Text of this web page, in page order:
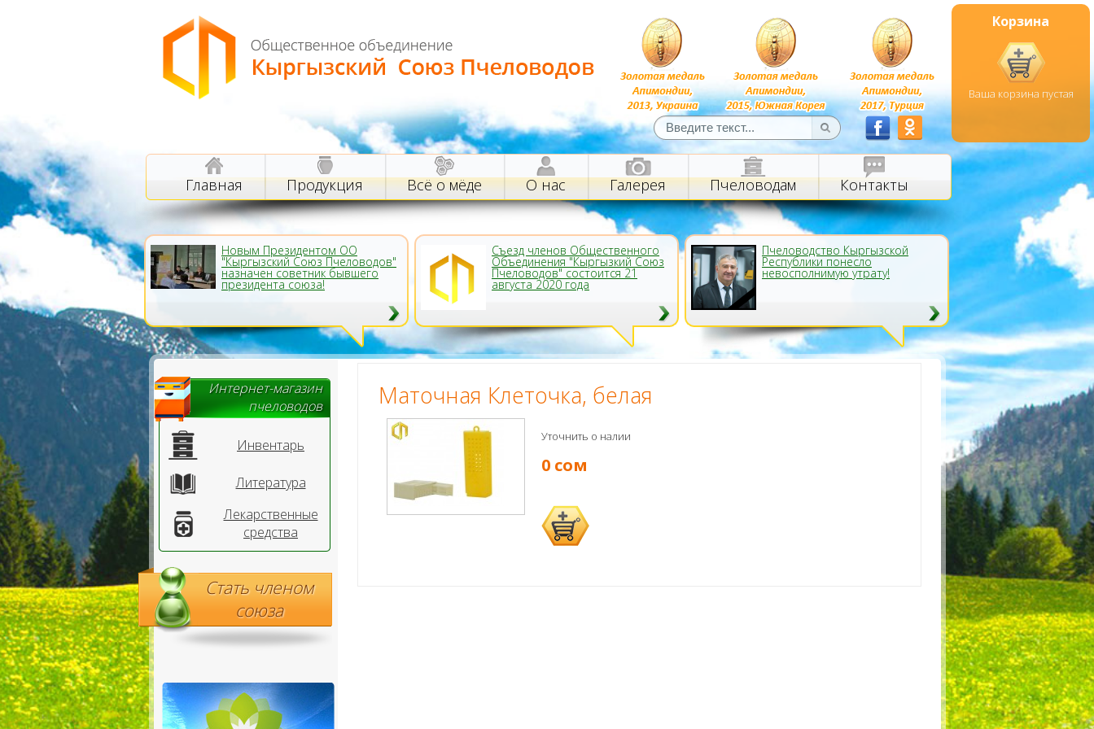
Корзина
Ваша корзина пустая
Главная Продукция Всё о мёде О нас Галерея Пчеловодам Контакты
Новым Президентом ОО
"Кыргызский Союз Пчеловодов"
назначен советник бывшего
президента союза!
Съезд членов Общественного
Объединения "Кыргызкий Союз
Пчеловодов" состоится 21
августа 2020 года
Пчеловодство Кыргызской
Республики понесло
невосполнимую утрату!
Интернет-магазин
пчеловодов
Инвентарь
Литература
Лекарственные
средства
Стать членом
союза
Маточная Клеточка, белая
Уточнить о налии
0 сом